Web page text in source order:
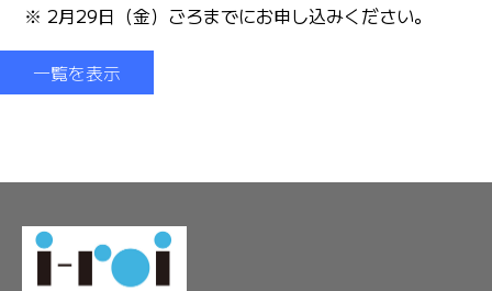
※ 2月29日（金）ごろまでにお申し込みください。
一覧を表示